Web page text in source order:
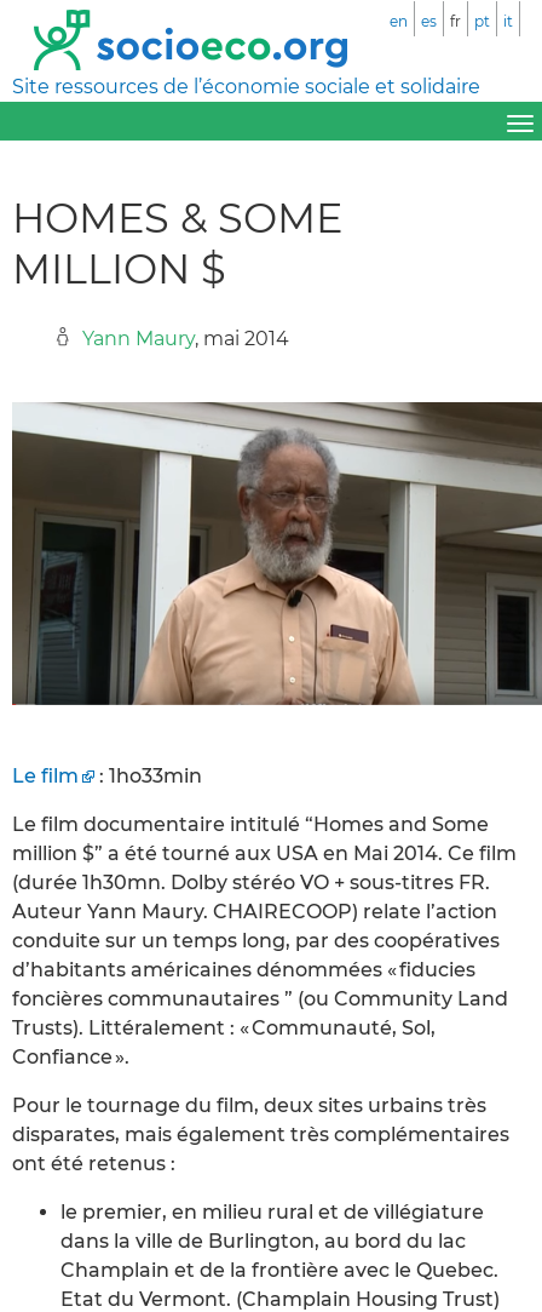
Site ressources de l’économie sociale et solidaire
en es fr pt it
HOMES & SOME
MILLION $
Yann Maury, mai 2014
Le film : 1ho33min
Le film documentaire intitulé “Homes and Some
million $” a été tourné aux USA en Mai 2014. Ce film
(durée 1h30mn. Dolby stéréo VO + sous-titres FR.
Auteur Yann Maury. CHAIRECOOP) relate l’action
conduite sur un temps long, par des coopératives
d’habitants américaines dénommées « fiducies
foncières communautaires ” (ou Community Land
Trusts). Littéralement : « Communauté, Sol,
Confiance ».
Pour le tournage du film, deux sites urbains très
disparates, mais également très complémentaires
ont été retenus :
le premier, en milieu rural et de villégiature
dans la ville de Burlington, au bord du lac
Champlain et de la frontière avec le Quebec.
Etat du Vermont. (Champlain Housing Trust)